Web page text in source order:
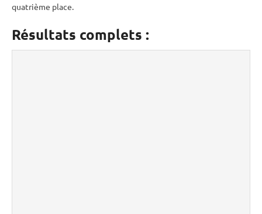
quatrième place.
Résultats complets :